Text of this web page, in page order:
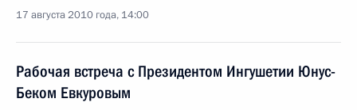
17 августа 2010 года, 14:00
Рабочая встреча с Президентом Ингушетии Юнус-
Беком Евкуровым